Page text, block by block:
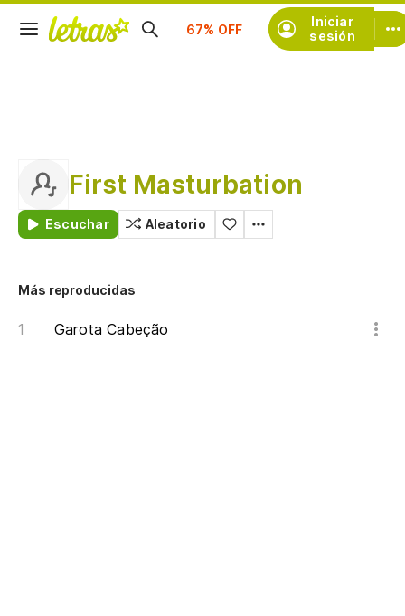
Iniciar
sesión
Suscríbete
First Masturbation
Escuchar Aleatorio
Más reproducidas
Garota Cabeção